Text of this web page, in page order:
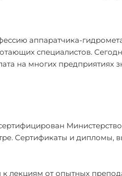
аппаратчика-
специалистов.
на многих предприятиях
Сертификаты и дипломы,
к лекциям от опытных